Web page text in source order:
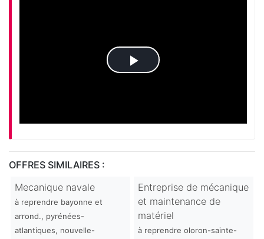
OFFRES SIMILAIRES :
Mecanique navale
à reprendre bayonne et
arrond., pyrénées-
atlantiques, nouvelle-
Entreprise de mécanique
et maintenance de
matériel
à reprendre oloron-sainte-